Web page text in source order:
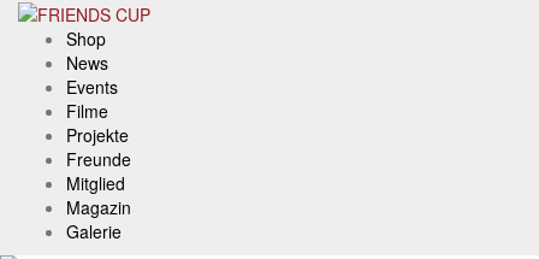
Skip
content
Shop
News
Events
Filme
Projekte
Freunde
Mitglied
Magazin
Galerie